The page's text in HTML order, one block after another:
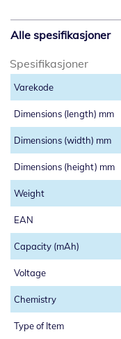
Alle spesifikasjoner
Spesifikasjoner